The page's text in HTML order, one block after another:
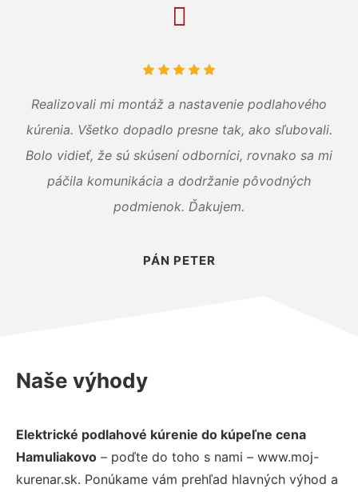
Realizovali mi montáž a nastavenie podlahového
kúrenia. Všetko dopadlo presne tak, ako sľubovali.
Bolo vidieť, že sú skúsení odborníci, rovnako sa mi
páčila komunikácia a dodržanie pôvodných
podmienok. Ďakujem.
PÁN PETER
Naše výhody
Elektrické podlahové kúrenie do kúpeľne cena
Hamuliakovo – poďte do toho s nami – www.moj-
kurenar.sk. Ponúkame vám prehľad hlavných výhod a